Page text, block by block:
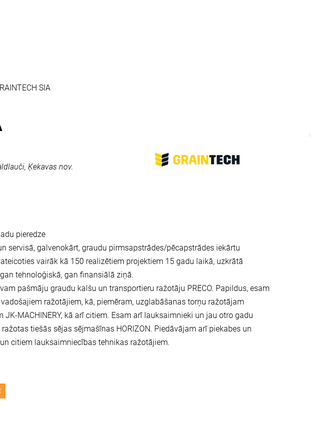
SIA
Ķekavas nov.
pieredze
servisā, galvenokārt, graudu pirmsapstrādes/pēcapstrādes iekārtu
vairāk kā 150 realizētiem projektiem 15 gadu laikā, uzkrātā
tehnoloģiskā, gan finansiālā ziņā.
pašmāju graudu kalšu un transportieru ražotāju PRECO. Papildus, esam
ražotājiem, kā, piemēram, uzglabāšanas torņu ražotājam
JK-MACHINERY, kā arī citiem. Esam arī lauksaimnieki un jau otro gadu
tiešās sējas sējmašīnas HORIZON. Piedāvājam arī piekabes un
citiem lauksaimniecības tehnikas ražotājiem.